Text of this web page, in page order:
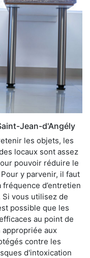
Jean-d'Angély
les objets, les
locaux sont assez
pouvoir réduire le
y parvenir, il faut
d’entretien
vous utilisez de
possible que les
au point de
aux
contre les
d'intoxication